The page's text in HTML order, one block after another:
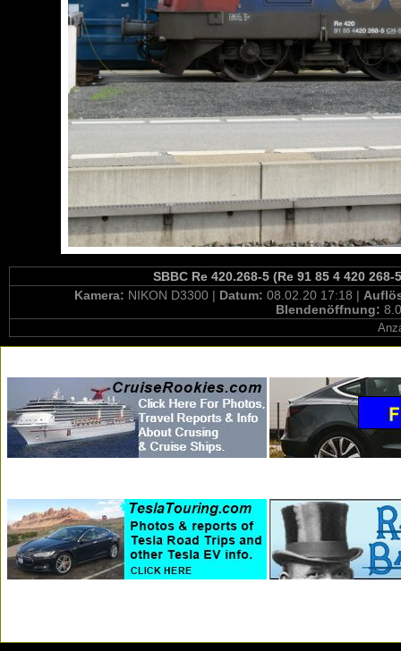
SBBC Re 420.268-5 (Re 91 85 4 420
Kamera: NIKON D3300 | Datum: 08.02.20 17:18 |
Blendenöffnung: